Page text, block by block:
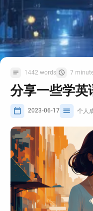
1442 words 7
分享一些学英
2023-06-17 个人